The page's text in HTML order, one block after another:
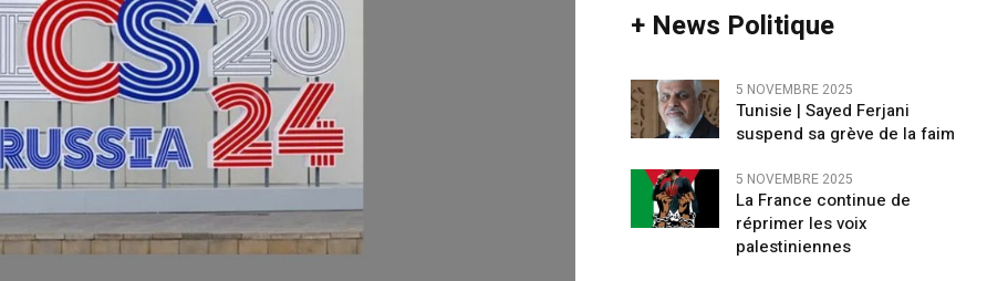
+ News Politique
5 NOVEMBRE 2025
Tunisie | Sayed Ferjani
suspend sa grève de la faim
5 NOVEMBRE 2025
La France continue de
réprimer les voix
palestiniennes